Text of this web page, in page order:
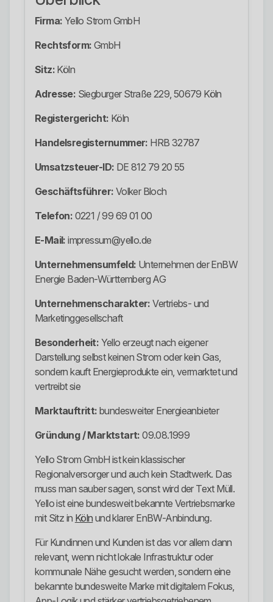
Firma: Yello Strom GmbH
Rechtsform: GmbH
Sitz: Köln
Adresse: Siegburger Straße 229, 50679 Köln
Registergericht: Köln
Handelsregisternummer: HRB 32787
Umsatzsteuer-ID: DE 812 79 20 55
Geschäftsführer: Volker Bloch
Telefon: 0221 / 99 69 01 00
E-Mail: impressum@yello.de
Unternehmensumfeld: Unternehmen der EnBW
Energie Baden-Württemberg AG
Unternehmenscharakter: Vertriebs- und
Marketinggesellschaft
Besonderheit: Yello erzeugt nach eigener
Darstellung selbst keinen Strom oder kein Gas,
sondern kauft Energieprodukte ein, vermarktet und
vertreibt sie
Marktauftritt: bundesweiter Energieanbieter
Gründung / Marktstart: 09.08.1999
Yello Strom GmbH ist kein klassischer
Regionalversorger und auch kein Stadtwerk. Das
muss man sauber sagen, sonst wird der Text Müll.
Yello ist eine bundesweit bekannte Vertriebsmarke
mit Sitz in Köln und klarer EnBW-Anbindung.
Für Kundinnen und Kunden ist das vor allem dann
relevant, wenn nicht lokale Infrastruktur oder
kommunale Nähe gesucht werden, sondern eine
bekannte bundesweite Marke mit digitalem Fokus,